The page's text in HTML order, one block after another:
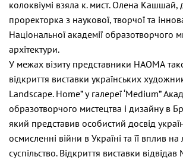
колоквіумі взяла к. мист. Олена Кашшай,
проректорка з наукової, творчої та
Національної академії образотворчого
архітектури.
У межах візиту представники НАОМА
відкриття виставки українських
Landscape. Home” у галереї ‘Medium”
образотворчого мистецтва і дизайну в
який представив особистий досвід
осмисленні війни в Україні та її вплив
суспільство. Відкриття виставки